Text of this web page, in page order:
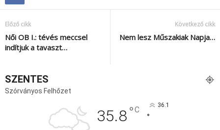
Előző cikk
Női OB I.: tévés meccsel
indítjuk a tavaszt…
Következő cikk
Nem lesz Műszakiak Napja…
SZENTES
Szórványos Felhőzet
35.8°C 36.1
°